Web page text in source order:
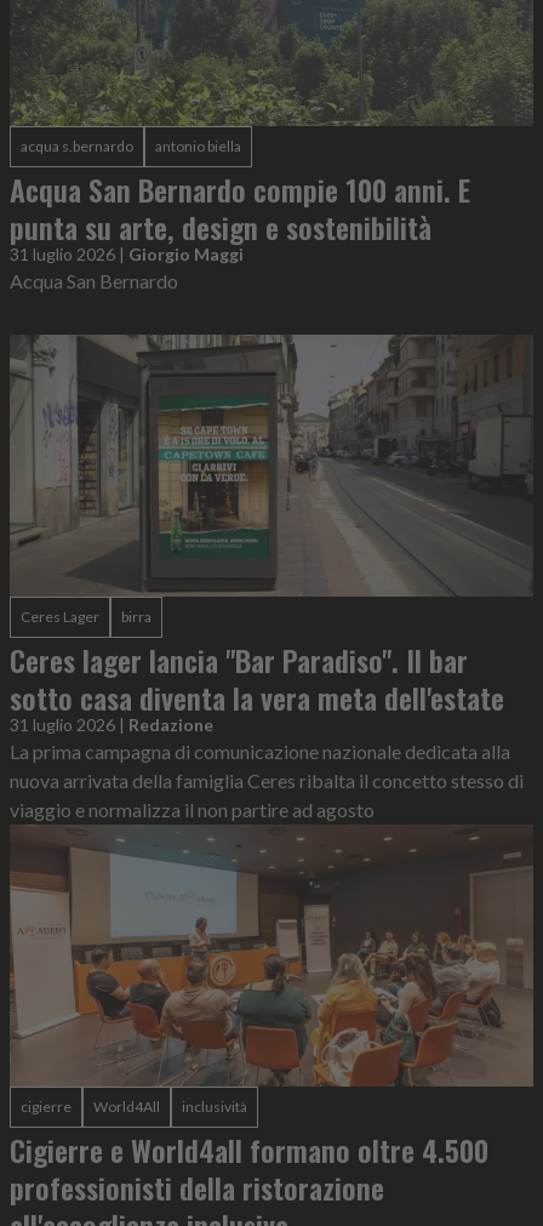
acqua s.bernardo antonio biella
Acqua San Bernardo compie 100 anni. E
punta su arte, design e sostenibilità
31 luglio 2026 | Giorgio Maggi
Acqua San Bernardo
Ceres Lager birra
Ceres lager lancia "Bar Paradiso". Il bar
sotto casa diventa la vera meta dell'estate
31 luglio 2026 | Redazione
La prima campagna di comunicazione nazionale dedicata alla
nuova arrivata della famiglia Ceres ribalta il concetto stesso di
viaggio e normalizza il non partire ad agosto
cigierre World4All inclusività
Cigierre e World4all formano oltre 4.500
professionisti della ristorazione